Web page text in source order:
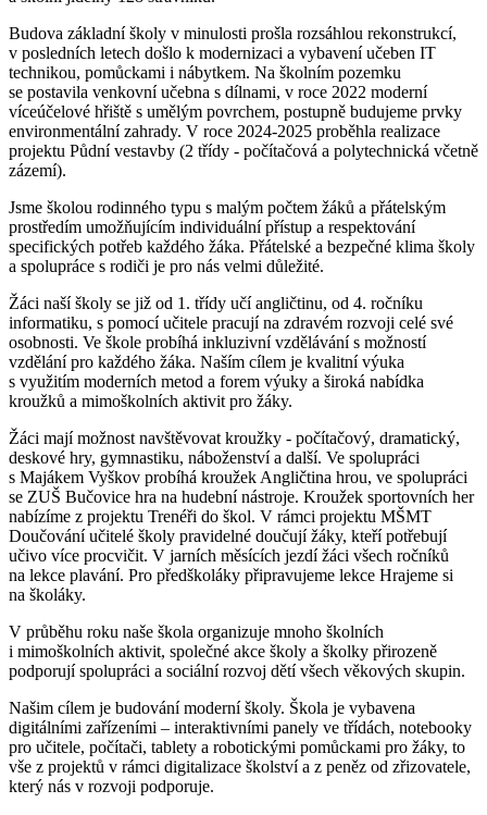
Budova základní školy v minulosti prošla rozsáhlou rekonstrukcí,
v posledních letech došlo k modernizaci a vybavení učeben IT
technikou, pomůckami i nábytkem. Na školním pozemku
se postavila venkovní učebna s dílnami, v roce 2022 moderní
víceúčelové hřiště s umělým povrchem, postupně budujeme prvky
environmentální zahrady. V roce 2024-2025 proběhla realizace
projektu Půdní vestavby (2 třídy - počítačová a polytechnická včetně
zázemí).
Jsme školou rodinného typu s malým počtem žáků a přátelským
prostředím umožňujícím individuální přístup a respektování
specifických potřeb každého žáka. Přátelské a bezpečné klima školy
a spolupráce s rodiči je pro nás velmi důležité.
Žáci naší školy se již od 1. třídy učí angličtinu, od 4. ročníku
informatiku, s pomocí učitele pracují na zdravém rozvoji celé své
osobnosti. Ve škole probíhá inkluzivní vzdělávání s možností
vzdělání pro každého žáka. Naším cílem je kvalitní výuka
s využitím moderních metod a forem výuky a široká nabídka
kroužků a mimoškolních aktivit pro žáky.
Žáci mají možnost navštěvovat kroužky - počítačový, dramatický,
deskové hry, gymnastiku, náboženství a další. Ve spolupráci
s Majákem Vyškov probíhá kroužek Angličtina hrou, ve spolupráci
se ZUŠ Bučovice hra na hudební nástroje. Kroužek sportovních her
nabízíme z projektu Trenéři do škol. V rámci projektu MŠMT
Doučování učitelé školy pravidelné doučují žáky, kteří potřebují
učivo více procvičit. V jarních měsících jezdí žáci všech ročníků
na lekce plavání. Pro předškoláky připravujeme lekce Hrajeme si
na školáky.
V průběhu roku naše škola organizuje mnoho školních
i mimoškolních aktivit, společné akce školy a školky přirozeně
podporují spolupráci a sociální rozvoj dětí všech věkových skupin.
Našim cílem je budování moderní školy. Škola je vybavena
digitálními zařízeními – interaktivními panely ve třídách, notebooky
pro učitele, počítači, tablety a robotickými pomůckami pro žáky, to
vše z projektů v rámci digitalizace školství a z peněz od zřizovatele,
který nás v rozvoji podporuje.